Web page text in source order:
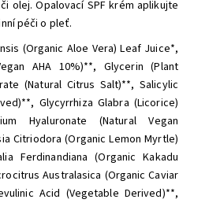
olej. Opalovací SPF krém aplikujte
péči o pleť.
(Organic Aloe Vera) Leaf Juice*,
AHA 10%)**, Glycerin (Plant
(Natural Citrus Salt)**, Salicylic
Glycyrrhiza Glabra (Licorice)
Hyaluronate (Natural Vegan
Citriodora (Organic Lemon Myrtle)
Ferdinandiana (Organic Kakadu
Australasica (Organic Caviar
Acid (Vegetable Derived)**,